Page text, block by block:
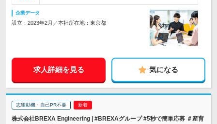
企業データ
設立：2023年2月／本社所在地：東京都
求人詳細を見る 気になる
志望動機・自己PR不要
株式会社BREXA Engineering | #BREXAグループ #5秒で簡単応募 ＃産育